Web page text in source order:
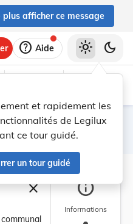
plus afficher ce message
help Aide
et rapidement les
de Legilux
ce tour guidé.
un tour guidé
light_mode dark_mode
closeFermer la barre
info
Informations